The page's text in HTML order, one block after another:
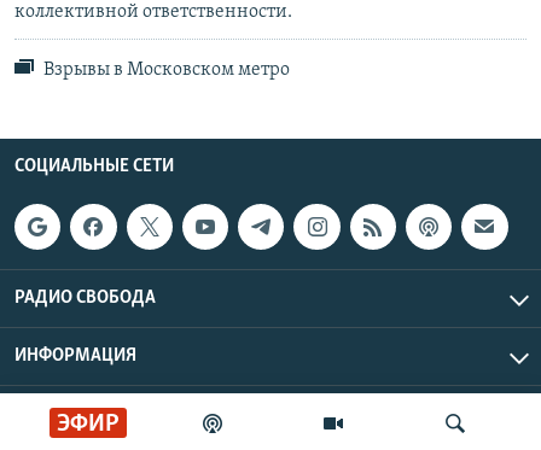
ЭФИР
коллективной ответственности.
Взрывы в Московском метро
СОЦИАЛЬНЫЕ СЕТИ
РАДИО СВОБОДА
ИНФОРМАЦИЯ
Радио Свобода © 2026 RFE/RL, Inc. | Все права защищены.